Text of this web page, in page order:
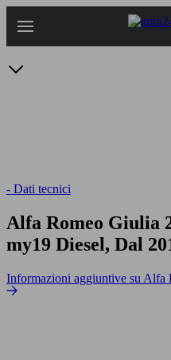
- Dati tecnici
Alfa Romeo Giulia
my19 Diesel, Dal
Informazioni aggiuntive su Alfa